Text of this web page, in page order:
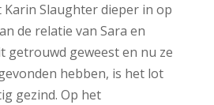
Slaughter dieper in op
de relatie van Sara en
getrouwd geweest en nu ze
hebben, is het lot
gezind. Op het